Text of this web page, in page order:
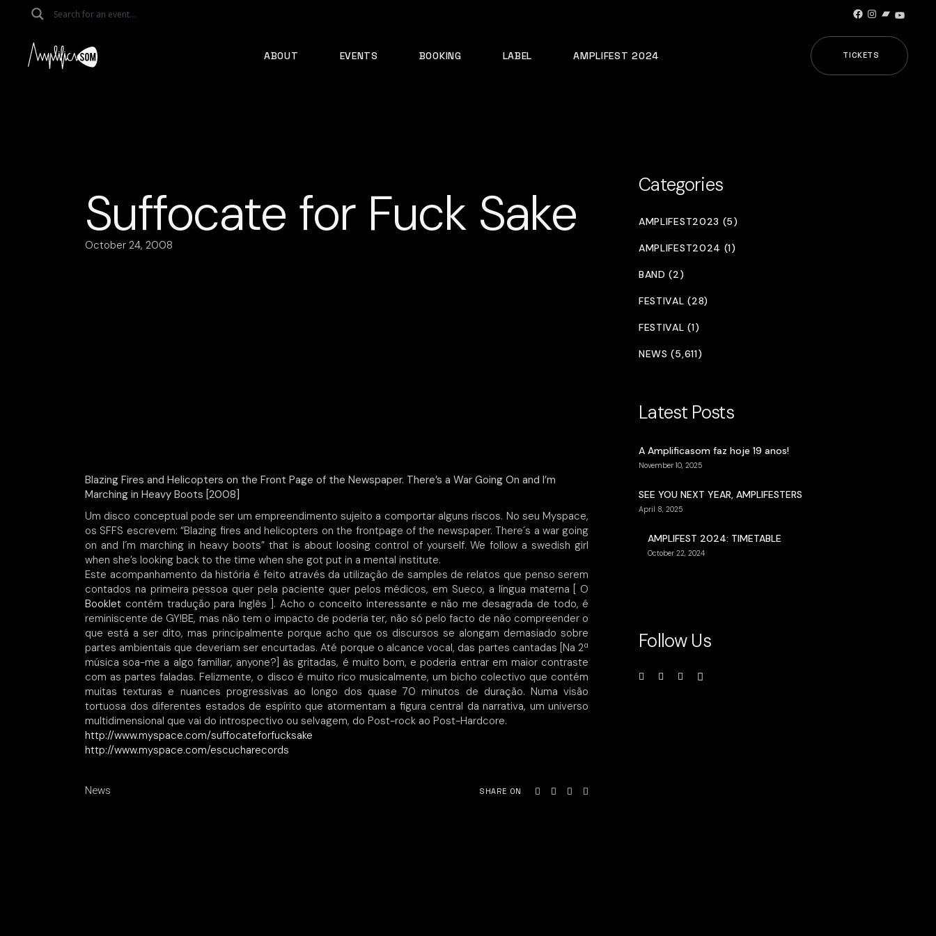
Facebook
Instagram
Bandcamp
ABOUT EVENTS BOOKING LABEL AMPLIFEST 2024 TICKETS
Suffocate for Fuck Sake
October 24, 2008
Blazing Fires and Helicopters on the Front Page of the Newspaper. There’s a War Going On and I’m
Marching in Heavy Boots [2008]
Um disco conceptual pode ser um empreendimento sujeito a comportar alguns riscos. No seu Myspace,
os SFFS escrevem: “Blazing fires and helicopters on the frontpage of the newspaper. There´s a war going
on and I´m marching in heavy boots” that is about loosing control of yourself. We follow a swedish girl
when she’s looking back to the time when she got put in a mental institute.
Este acompanhamento da história é feito através da utilização de samples de relatos que penso serem
contados na primeira pessoa quer pela paciente quer pelos médicos, em Sueco, a língua materna [ O
Booklet contém tradução para Inglês ]. Acho o conceito interessante e não me desagrada de todo, é
reminiscente de GY!BE, mas não tem o impacto de poderia ter, não só pelo facto de não compreender o
que está a ser dito, mas principalmente porque acho que os discursos se alongam demasiado sobre
partes ambientais que deveriam ser encurtadas. Até porque o alcance vocal, das partes cantadas [Na 2ª
música soa-me a algo familiar, anyone?] às gritadas, é muito bom, e poderia entrar em maior contraste
com as partes faladas. Felizmente, o disco é muito rico musicalmente, um bicho colectivo que contém
muitas texturas e nuances progressivas ao longo dos quase 70 minutos de duração. Numa visão
tortuosa dos diferentes estados de espírito que atormentam a figura central da narrativa, um universo
multidimensional que vai do introspectivo ou selvagem, do Post-rock ao Post-Hardcore.
http://www.myspace.com/suffocateforfucksake
http://www.myspace.com/escucharecords
News SHARE ON
Categories
AMPLIFEST2023 (5)
AMPLIFEST2024 (1)
BAND (2)
FESTIVAL (28)
FESTIVAL (1)
NEWS (5,611)
Latest Posts
A Amplificasom faz hoje 19 anos!
November 10, 2025
SEE YOU NEXT YEAR, AMPLIFESTERS
April 8, 2025
AMPLIFEST 2024: TIMETABLE
October 22, 2024
Follow Us